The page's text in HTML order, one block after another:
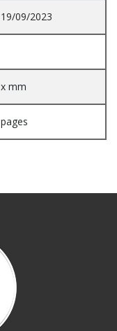
19/09/2023
x mm
pages